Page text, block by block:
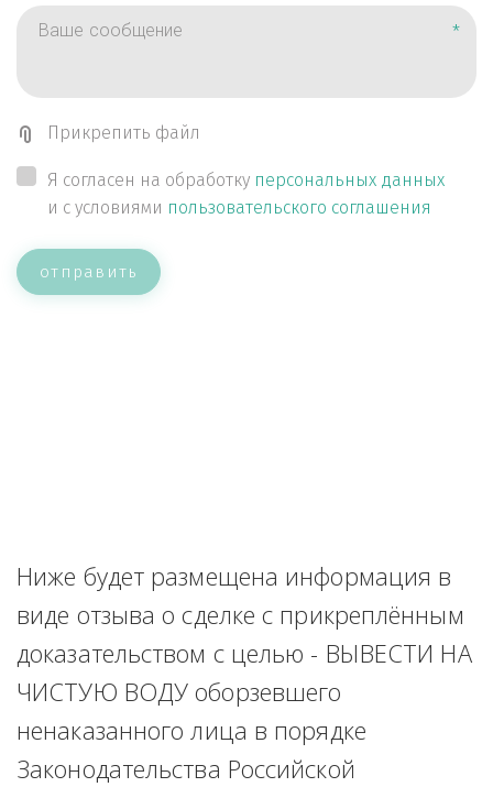
*
Прикрепить файл
Я согласен на обработку персональных данных
и с условиями пользовательского соглашения
отправить
Ниже будет размещена информация в
виде отзыва о сделке с прикреплённым
доказательством с целью - ВЫВЕСТИ НА
ЧИСТУЮ ВОДУ оборзевшего
ненаказанного лица в порядке
Законодательства Российской